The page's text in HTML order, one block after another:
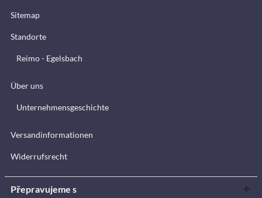
Sitemap
Standorte
Reimo - Egelsbach
Über uns
Unternehmensgeschichte
Versandinformationen
Widerrufsrecht
Přepravujeme s